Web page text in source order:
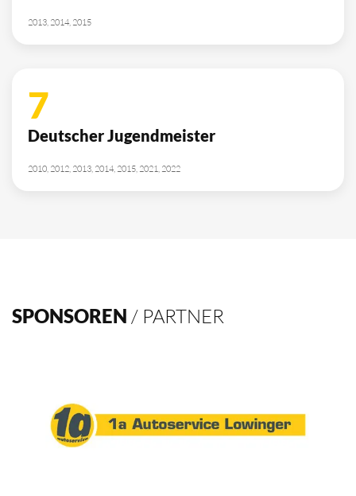
2013, 2014, 2015
7
Deutscher Jugendmeister
2010, 2012, 2013, 2014, 2015, 2021, 2022
SPONSOREN / PARTNER